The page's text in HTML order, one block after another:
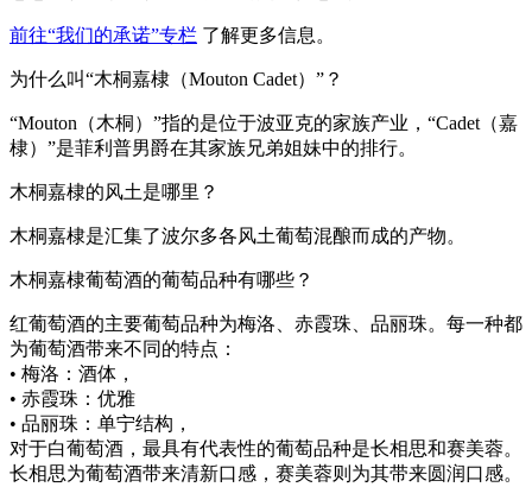
前往“我们的承诺”专栏 了解更多信息。
为什么叫“木桐嘉棣（Mouton Cadet）”？
“Mouton（木桐）”指的是位于波亚克的家族产业，“Cadet（嘉
棣）”是菲利普男爵在其家族兄弟姐妹中的排行。
木桐嘉棣的风土是哪里？
木桐嘉棣是汇集了波尔多各风土葡萄混酿而成的产物。
木桐嘉棣葡萄酒的葡萄品种有哪些？
红葡萄酒的主要葡萄品种为梅洛、赤霞珠、品丽珠。每一种都
为葡萄酒带来不同的特点：
• 梅洛：酒体，
• 赤霞珠：优雅
• 品丽珠：单宁结构，
对于白葡萄酒，最具有代表性的葡萄品种是长相思和赛美蓉。
长相思为葡萄酒带来清新口感，赛美蓉则为其带来圆润口感。